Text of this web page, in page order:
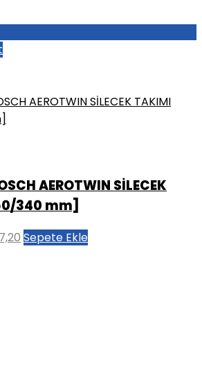
AEROTWIN SİLECEK
340 mm]
Şu
Sepete Ekle